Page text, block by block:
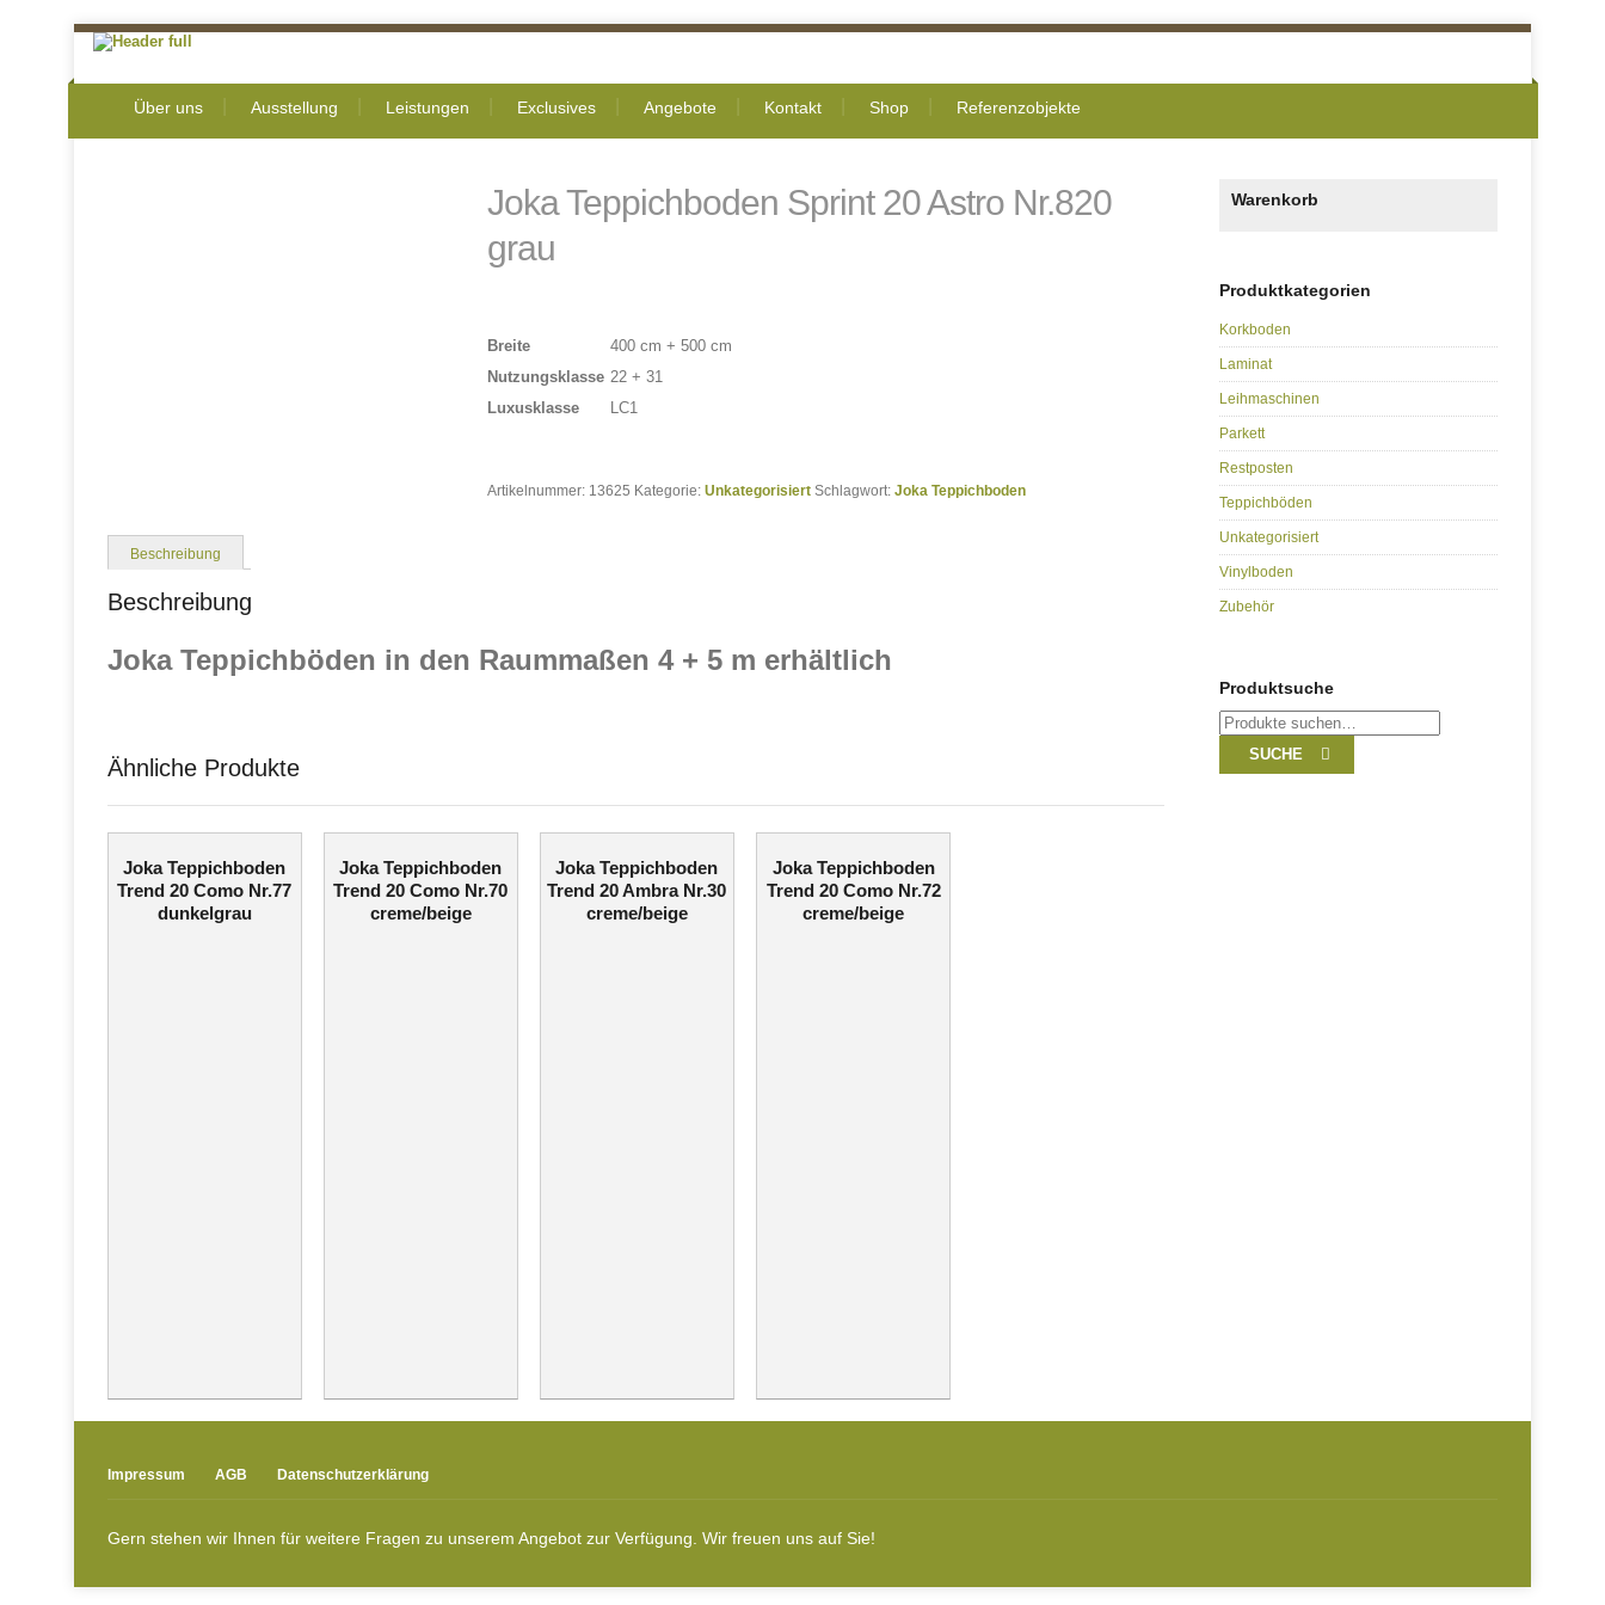
Über uns Ausstellung Leistungen Exclusives Angebote Kontakt Shop Referenzobjekte
Joka Teppichboden Sprint 20 Astro Nr.820
grau
Breite
400 cm + 500 cm
Nutzungsklasse 22 + 31
Luxusklasse
LC1
Artikelnummer: 13625 Kategorie:Unkategorisiert Schlagwort:Joka Teppichboden
Beschreibung
Beschreibung
Joka Teppichböden in den Raummaßen 4 + 5 m erhältlich
Ähnliche Produkte
Joka Teppichboden
Trend 20 Como Nr.77
dunkelgrau
Joka Teppichboden
Trend 20 Como Nr.70
creme/beige
Joka Teppichboden
Trend 20 Ambra Nr.30
creme/beige
Joka Teppichboden
Trend 20 Como Nr.72
creme/beige
Warenkorb
Produktkategorien
Korkboden
Laminat
Leihmaschinen
Parkett
Restposten
Teppichböden
Unkategorisiert
Vinylboden
Zubehör
Produktsuche
Suche
nach:
SUCHE
Impressum AGB Datenschutzerklärung
Gern stehen wir Ihnen für weitere Fragen zu unserem Angebot zur Verfügung. Wir freuen uns auf Sie!